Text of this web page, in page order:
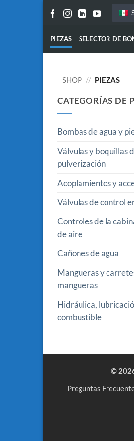
PIEZAS SELECTOR DE
SHOP // PIEZAS
CATEGORÍAS DE
Bombas de agua y
Válvulas y boquillas
pulverización
Acoplamientos y
Válvulas de control
Controles de la
de aire
Cañones de agua
Mangueras y
mangueras
Hidráulica,
combustible
©
Preguntas